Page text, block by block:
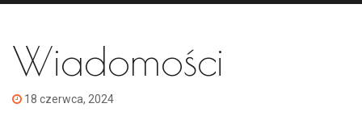
Wiadomości
18 czerwca, 2024